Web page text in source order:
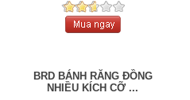
BRD BÁNH RĂNG ĐỒNG
NHIỀU KÍCH CỠ ...